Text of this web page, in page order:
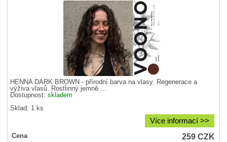
HENNA DARK BROWN - přírodní barva na vlasy. Regenerace a
výživa vlasů. Rostlinný jemně ...
Dostupnost:skladem
Sklad: 1 ks
Více informací >>
Cena 259CZK